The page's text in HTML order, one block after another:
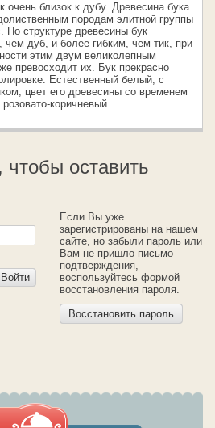
очень близок к дубу. Древесина бука
породам элитной группы
По структуре древесины бук
дуб, и более гибким, чем тик, при
этим двум великолепным
превосходит их. Бук прекрасно
Естественный белый, с
цвет его древесины со временем
коричневый.
чтобы оставить
Войти
Если Вы уже
зарегистрированы на нашем
сайте, но забыли пароль или
Вам не пришло письмо
подтверждения,
воспользуйтесь формой
восстановления пароля.
Восстановить пароль